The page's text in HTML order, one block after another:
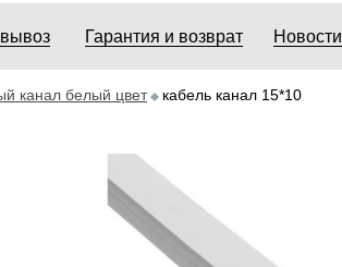
Гарантия и возврат Новости
канал белый цвет кабель канал 15*10